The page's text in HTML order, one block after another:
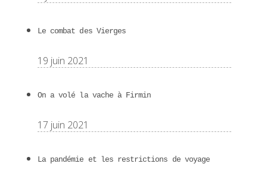
Le combat des Vierges
19 juin 2021
On a volé la vache à Firmin
17 juin 2021
La pandémie et les restrictions de voyage